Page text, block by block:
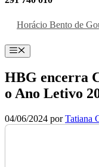
Horácio Bento de
Menu
HBG encerra
o Ano Letivo
04/06/2024 porTatiana